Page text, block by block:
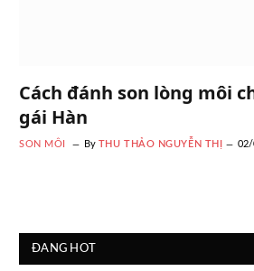
Cách đánh son lòng môi
gái Hàn
SON MÔI By THU THẢO NGUYỄN THỊ 02/
ĐANG HOT